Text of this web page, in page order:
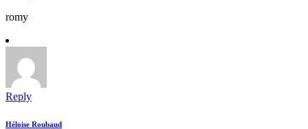
romy
Reply
Héloise Roubaud